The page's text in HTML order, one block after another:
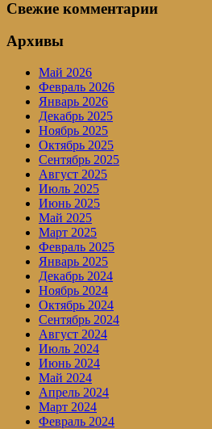
Свежие комментарии
Архивы
Май 2026
Февраль 2026
Январь 2026
Декабрь 2025
Ноябрь 2025
Октябрь 2025
Сентябрь 2025
Август 2025
Июль 2025
Июнь 2025
Май 2025
Март 2025
Февраль 2025
Январь 2025
Декабрь 2024
Ноябрь 2024
Октябрь 2024
Сентябрь 2024
Август 2024
Июль 2024
Июнь 2024
Май 2024
Апрель 2024
Март 2024
Февраль 2024